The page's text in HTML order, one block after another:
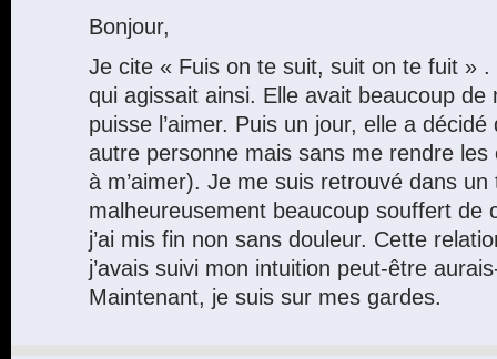
Bonjour,
Je cite « Fuis on te suit, suit on te fuit » .
qui agissait ainsi. Elle avait beaucoup de
puisse l’aimer. Puis un jour, elle a décidé
autre personne mais sans me rendre les
à m’aimer). Je me suis retrouvé dans un
malheureusement beaucoup souffert de
j’ai mis fin non sans douleur. Cette
j’avais suivi mon intuition peut-être
Maintenant, je suis sur mes gardes.